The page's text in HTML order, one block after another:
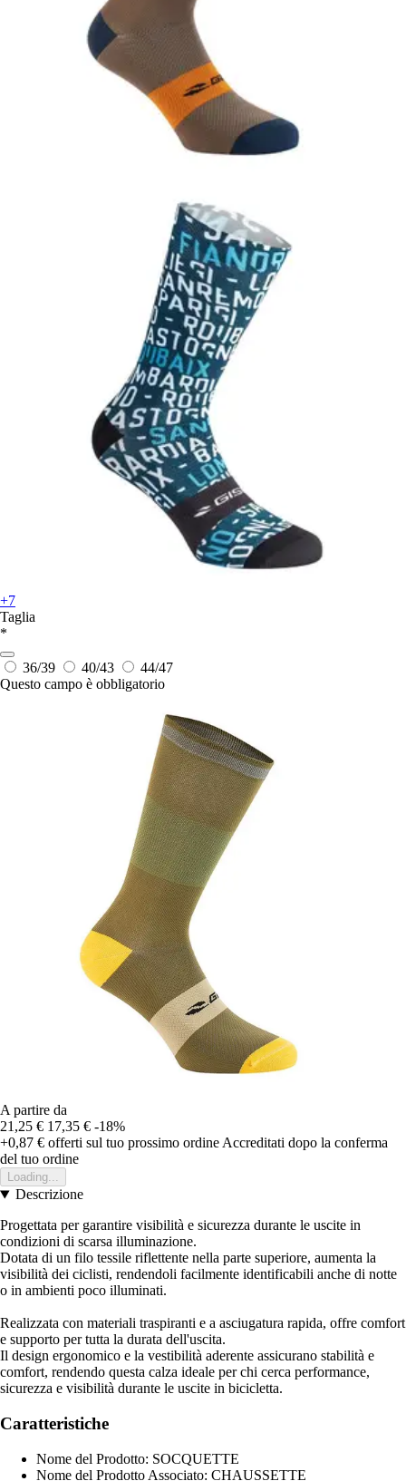
+7
Taglia
*
36/39 40/43
44/47
Questo campo è obbligatorio
A partire da
21,25 € 17,35 € -18%
+0,87 € offerti sul tuo prossimo ordine Accreditati dopo la conferma
del tuo ordine
Loading...
Descrizione
Progettata per garantire visibilità e sicurezza durante le uscite in
condizioni di scarsa illuminazione.
Dotata di un filo tessile riflettente nella parte superiore, aumenta la
visibilità dei ciclisti, rendendoli facilmente identificabili anche di notte
o in ambienti poco illuminati.
Realizzata con materiali traspiranti e a asciugatura rapida, offre comfort
e supporto per tutta la durata dell'uscita.
Il design ergonomico e la vestibilità aderente assicurano stabilità e
comfort, rendendo questa calza ideale per chi cerca performance,
sicurezza e visibilità durante le uscite in bicicletta.
Caratteristiche
Nome del Prodotto: SOCQUETTE
Nome del Prodotto Associato: CHAUSSETTE